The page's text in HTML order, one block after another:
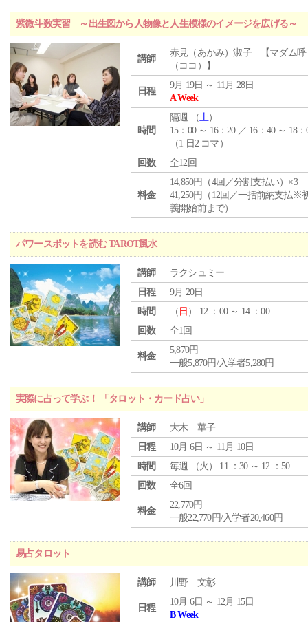
紫微斗数実習 ～出生図から人物像と人生模様のイメージを広げる～
講師
赤見（あかみ）淑子 【マダム呼
（ココ）】
日程
9月 19日 ～ 11月 28日
A Week
時間
隔週 （土）
15：00 ～ 16：20 ／ 16：40 ～ 18：
（1 日2 コマ）
回数
全12回
料金
14,850円（4回／分割支払い）×3
41,250円（12回／一括前納支払※
義開始前まで）
パワースポットを読む TAROT風水
講師
ラクシュミー
日程
9月 20日
時間
（ 日 ） 12 ：00 ～ 14 ：00
回数
全1回
料金
5,870円
一般5,870円/入学者5,280円
実際に占って学ぶ！ 「タロット・カード占い」
講師
大木 華子
日程
10月 6日 ～ 11月 10日
時間
毎週 （火 ） 11 ：30 ～ 12 ：50
回数
全6回
料金
22,770円
一般22,770円/入学者20,460円
易占タロット
講師 川野 文彰
日程
10月 6日 ～ 12月 15日
B Week